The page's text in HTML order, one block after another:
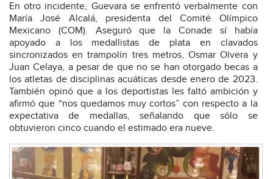
En otro incidente, Guevara se enfrentó verbalmente con
María José Alcalá, presidenta del Comité Olímpico
Mexicano (COM). Aseguró que la Conade sí había
apoyado a los medallistas de plata en clavados
sincronizados en trampolín tres metros, Osmar Olvera y
Juan Celaya, a pesar de que no se han otorgado becas a
los atletas de disciplinas acuáticas desde enero de 2023.
También opinó que a los deportistas les faltó ambición y
afirmó que “nos quedamos muy cortos” con respecto a la
expectativa de medallas, señalando que sólo se
obtuvieron cinco cuando el estimado era nueve.